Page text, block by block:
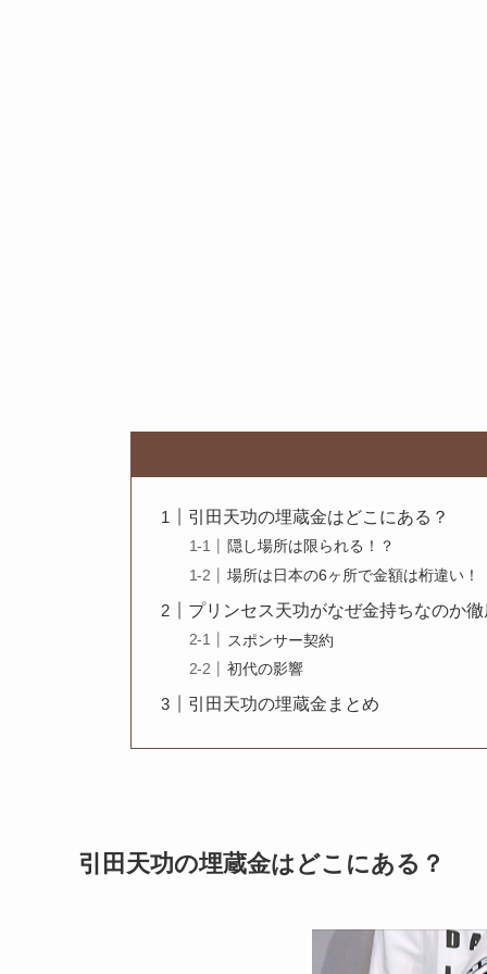
引田天功の埋蔵金はどこにある？
隠し場所は限られる！？
場所は日本の6ヶ所で金額は桁違い！
プリンセス天功がなぜ金持ちなのか
スポンサー契約
初代の影響
引田天功の埋蔵金まとめ
引田天功の埋蔵金はどこにある？